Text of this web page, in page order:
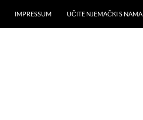
IMPRESSUM UČITE NJEMAČKI S NAMA